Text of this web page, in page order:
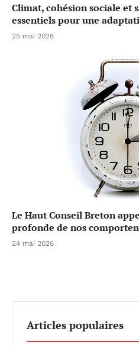
Climat, cohésion sociale et
essentiels pour une
25 mai 2026
Le Haut Conseil Breton
profonde de nos
24 mai 2026
Articles populaires